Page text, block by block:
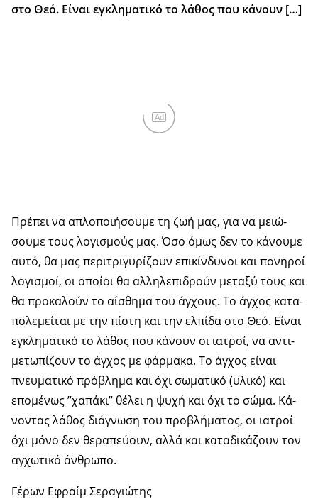
στο Θεό. Εί­ναι εγ­κλη­μα­τι­κό το λά­θος που κά­νουν […]
Ad
Πρέ­πει να απλο­ποι­ή­σου­με τη ζωή μας, για να μειώ­
σου­με τους λο­γι­σμούς μας. Όσο όμως δεν το κά­νου­με
αυτό, θα μας πε­ρι­τρι­γυ­ρί­ζουν επι­κίν­δυ­νοι και πο­νη­ροί
λο­γι­σμοί, οι οποί­οι θα αλ­λη­λε­πι­δρούν με­τα­ξύ τους και
θα προ­κα­λούν το αί­σθη­μα του άγ­χους. Το άγ­χος κα­τα­
πο­λε­μεί­ται με την πί­στη και την ελ­πί­δα στο Θεό. Εί­ναι
εγ­κλη­μα­τι­κό το λά­θος που κά­νουν οι ια­τροί, να αν­τι­
με­τω­πί­ζουν το άγ­χος με φάρ­μα­κα. Το άγ­χος εί­ναι
πνευ­μα­τι­κό πρό­βλη­μα και όχι σω­μα­τι­κό (υλι­κό) και
επο­μέ­νως ”χα­πά­κι” θέ­λει η ψυχή και όχι το σώμα. Κά­
νον­τας λά­θος διά­γνω­ση του προ­βλή­μα­τος, οι ια­τροί
όχι μόνο δεν θε­ρα­πεύ­ουν, αλλά και κα­τα­δι­κά­ζουν τον
αγ­χω­τι­κό άν­θρω­πο.
Γέρων Εφραίμ Σεραγιώτης